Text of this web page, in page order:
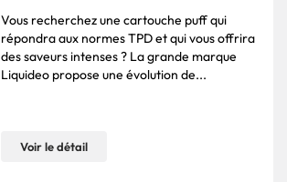
Vous recherchez une cartouche puff qui
répondra aux normes TPD et qui vous offrira
des saveurs intenses ? La grande marque
Liquideo propose une évolution de...
Voir le détail